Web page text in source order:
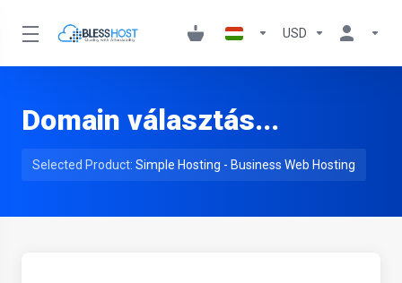
USD
Domain választás...
Selected Product: Simple Hosting - Business Web Hosting